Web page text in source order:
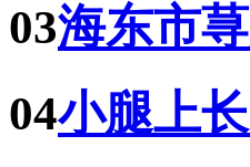
03海东市
04小腿上